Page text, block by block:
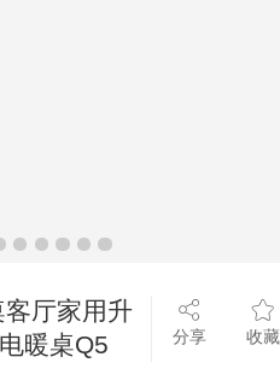
厅家用升
暖桌Q5
分享 收藏